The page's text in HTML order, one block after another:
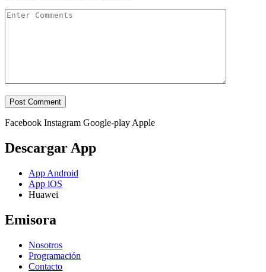
Facebook Instagram Google-play Apple
Descargar App
App Android
App iOS
Huawei
Emisora
Nosotros
Programación
Contacto